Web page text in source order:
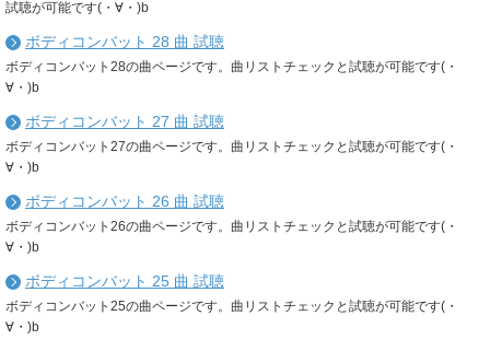
試聴が可能です(・∀・)b
ボディコンバット 28 曲 試聴
ボディコンバット28の曲ページです。曲リストチェックと試聴が可能です(・
∀・)b
ボディコンバット 27 曲 試聴
ボディコンバット27の曲ページです。曲リストチェックと試聴が可能です(・
∀・)b
ボディコンバット 26 曲 試聴
ボディコンバット26の曲ページです。曲リストチェックと試聴が可能です(・
∀・)b
ボディコンバット 25 曲 試聴
ボディコンバット25の曲ページです。曲リストチェックと試聴が可能です(・
∀・)b